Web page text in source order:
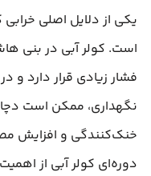
یکی از دلایل اصلی
است. کولر آبی در بنی
فشار زیادی قرار دارد و
نگهداری، ممکن است
خنک‌کنندگی و افزایش
دوره‌ای کولر آبی از